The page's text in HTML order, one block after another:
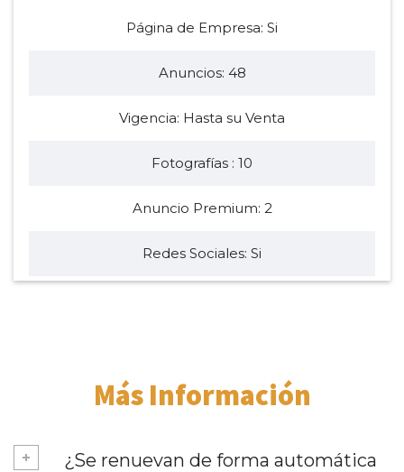
Página de Empresa: Si
Anuncios: 48
Vigencia: Hasta su Venta
Fotografías : 10
Anuncio Premium: 2
Redes Sociales: Si
Más Información
¿Se renuevan de forma automática